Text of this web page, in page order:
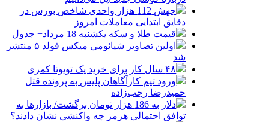
جهش 112 هزار واحدی شاخص بورس در
دقایق ابتدایی معاملات امروز
قیمت طلا و سکه یکشنبه 18 مرداد+ جدول
اولین تصاویر شیائومی میکس فولد ۵ منتشر
شد
۴۸ سال کار برای خرید یک تویوتا کمری
ورود تیم کارآگاهان پلیس به پرونده قتل
حمیدرضا رجب‌زاده
دلار به 186 هزار تومان برگشت/ بازارها به
توافق احتمالی هرمز چه واکنشی نشان دادند؟